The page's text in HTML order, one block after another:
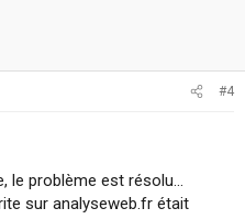
#4
le problème est résolu...
sur analyseweb.fr était